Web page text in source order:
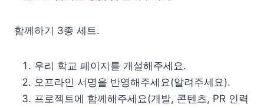
함께하기 3종 세트.
우리 학교 페이지를 개설해주세요.
오프라인 서명을 반영해주세요(알려주세요).
프로젝트에 함께해주세요(개발, 콘텐츠, PR 인력